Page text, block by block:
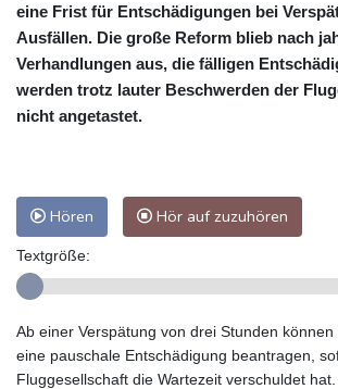
eine Frist für Entschädigungen bei
Ausfällen. Die große Reform blieb nach
Verhandlungen aus, die fälligen
werden trotz lauter Beschwerden der
nicht angetastet.
Hören Hör auf zuzuhören
Textgröße:
Ab einer Verspätung von drei Stunden
eine pauschale Entschädigung beantragen,
Fluggesellschaft die Wartezeit verschuldet